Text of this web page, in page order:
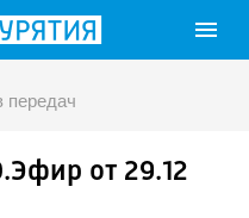
menu
передач
от 29.12